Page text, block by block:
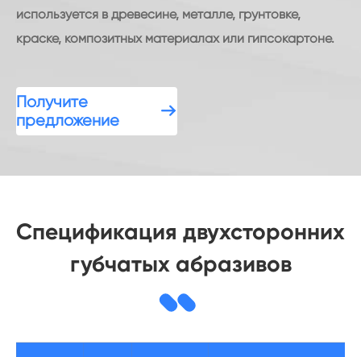
используется в древесине, металле, грунтовке,
краске, композитных материалах или гипсокартоне.
Получите
предложение

Спецификация двухсторонних
губчатых абразивов